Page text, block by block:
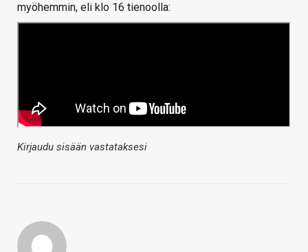
myöhemmin, eli klo 16 tienoolla:
Kirjaudu sisään vastataksesi